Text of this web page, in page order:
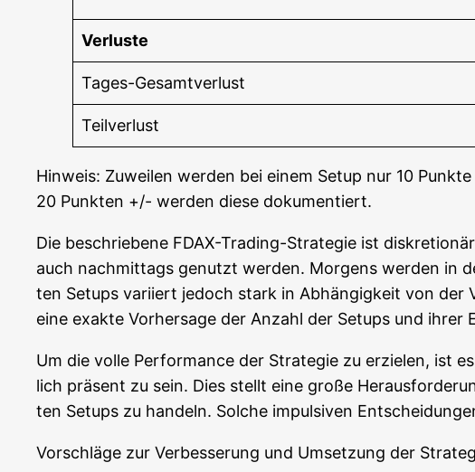
Ver­lus­te
Tages-Gesamt­ver­lust
Teil­ver­lust
Hin­weis: Zuwei­len wer­den bei einem Set­up nur 10
20 Punk­ten +/- wer­den die­se dokumentiert.
Die beschrie­be­ne FDAX-Tra­ding-Stra­te­gie ist
auch nach­mit­tags genutzt wer­den. Mor­gens wer­den in
ten Set­ups vari­iert jedoch stark in Abhän­gig­keit von der
eine exak­te Vor­her­sa­ge der Anzahl der Set­ups und ihrer
Um die vol­le Per­for­mance der Stra­te­gie zu erzie­len, ist
lich prä­sent zu sein. Dies stellt eine gro­ße
ten Set­ups zu han­deln. Sol­che impul­si­ven
Vor­schlä­ge zur Ver­bes­se­rung und Umset­zung der